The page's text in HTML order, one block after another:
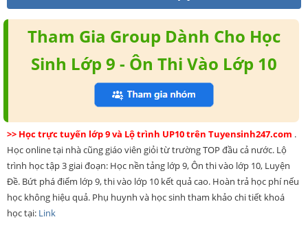
Tham Gia Group Dành Cho Học
Sinh Lớp 9 - Ôn Thi Vào Lớp 10
>> Học trực tuyến lớp 9 và Lộ trình UP10 trên Tuyensinh247.com .
Học online tại nhà cũng giáo viên giỏi từ trường TOP đầu cả nước. Lộ
trình học tập 3 giai đoạn: Học nền tảng lớp 9, Ôn thi vào lớp 10, Luyện
Đề. Bứt phá điểm lớp 9, thi vào lớp 10 kết quả cao. Hoàn trả học phí nếu
học không hiệu quả. Phụ huynh và học sinh tham khảo chi tiết khoá
học tại: Link